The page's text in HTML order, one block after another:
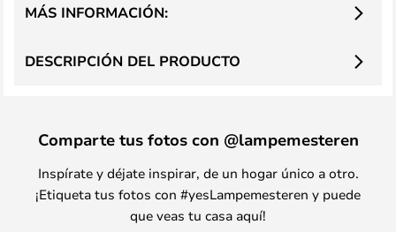
DESCRIPCIÓN DEL PRODUCTO
MÁS INFORMACIÓN:
Comparte tus fotos con @lampemesteren
Inspírate y déjate inspirar, de un hogar único a otro.
¡Etiqueta tus fotos con #yesLampemesteren y puede
que veas tu casa aquí!